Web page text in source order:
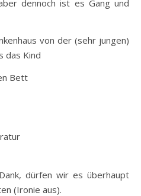
dennoch ist es Gang und
von der (sehr jungen)
das Kind
Bett
dürfen wir es überhaupt
(Ironie aus).